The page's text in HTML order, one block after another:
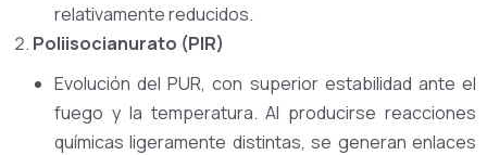
relativamente reducidos.
Poliisocianurato (PIR)
Evolución del PUR, con superior estabilidad ante el
fuego y la temperatura. Al producirse reacciones
químicas ligeramente distintas, se generan enlaces